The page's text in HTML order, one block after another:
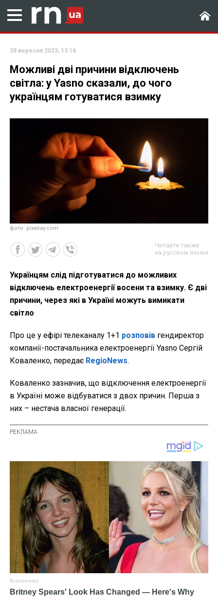
28 вересня 2023, 13:16
Можливі дві причини відключень
світла: у Yasno сказали, до чого
українцям готуватися взимку
фото: pixabay.com
Читайте также
на русском языке
Українцям слід підготуватися до можливих
відключень електроенергії восени та взимку. Є дві
причини, через які в Україні можуть вимикати
світло
Про це у ефірі телеканалу 1+1 розповів гендиректор
компанії-постачальника електроенергії Yasno Сергій
Коваленко, передає RegioNews.
Коваленко зазначив, що відключення електроенергії
в Україні може відбуватися з двох причин. Перша з
них – нестача власної генерації.